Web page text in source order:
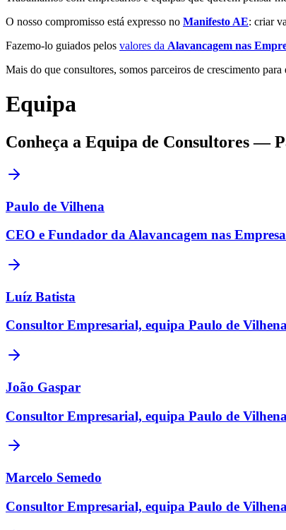
O nosso compromisso está expresso no Manifesto AE: criar
Fazemo-lo guiados pelos valores da Alavancagem nas
Mais do que consultores, somos parceiros de crescimento
Equipa
Conheça a Equipa de Consultores —
Paulo de Vilhena
CEO e Fundador da Alavancagem nas
Luíz Batista
Consultor Empresarial, equipa Paulo de
João Gaspar
Consultor Empresarial, equipa Paulo de Vilhena
Marcelo Semedo
Consultor Empresarial, equipa Paulo de Vilhena